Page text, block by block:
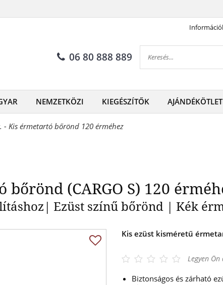
06 80 888 889
NEMZETKÖZI KIEGÉSZÍTŐK
- Kis érmetartó bőrönd 120 érméhez
(CARGO S) 120
Ezüst színű bőrönd | Kék
Kis ezüst kisméretű
Legyen
Biztonságos és zárható
érmetartó bőrönd (CARGO